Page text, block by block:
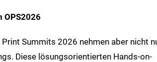
OPS2026
Summits 2026 nehmen aber nicht
Diese lösungsorientierten Hands-on-